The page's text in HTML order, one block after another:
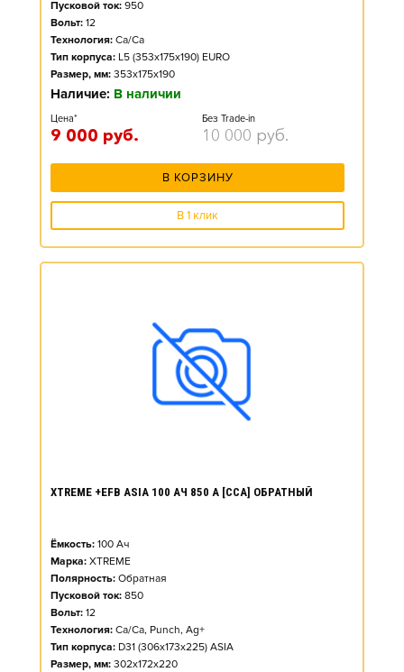
Пусковой ток: 950
Вольт: 12
Технология: Ca/Ca
Тип корпуса: L5 (353x175x190) EURO
Размер, мм: 353x175x190
Наличие: В наличии
Цена*
9 000 руб.
Без Trade-in
10 000 руб.
В КОРЗИНУ
В 1 клик
XTREME +EFB ASIA 100 АЧ 850 А [CCA] ОБРАТНЫЙ
Ёмкость: 100 Ач
Марка: XTREME
Полярность: Обратная
Пусковой ток: 850
Вольт: 12
Технология: Ca/Ca, Punch, Ag+
Тип корпуса: D31 (306x173x225) ASIA
Размер, мм: 302x172x220